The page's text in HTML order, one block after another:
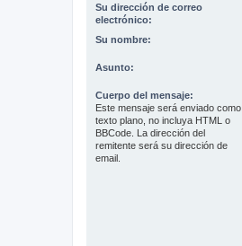
Su dirección de correo
electrónico:
Su nombre:
Asunto:
Cuerpo del mensaje:
Este mensaje será enviado como
texto plano, no incluya HTML o
BBCode. La dirección del
remitente será su dirección de
email.